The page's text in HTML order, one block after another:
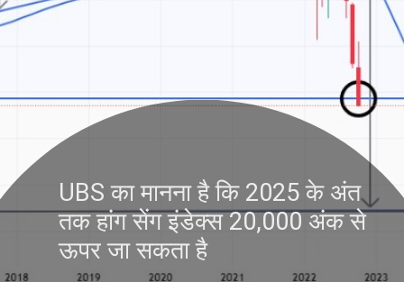
UBS का मानना है कि 2025 के अंत
तक हांग सेंग इंडेक्स 20,000 अंक से
ऊपर जा सकता है